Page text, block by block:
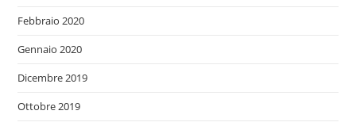
Febbraio 2020
Gennaio 2020
Dicembre 2019
Ottobre 2019